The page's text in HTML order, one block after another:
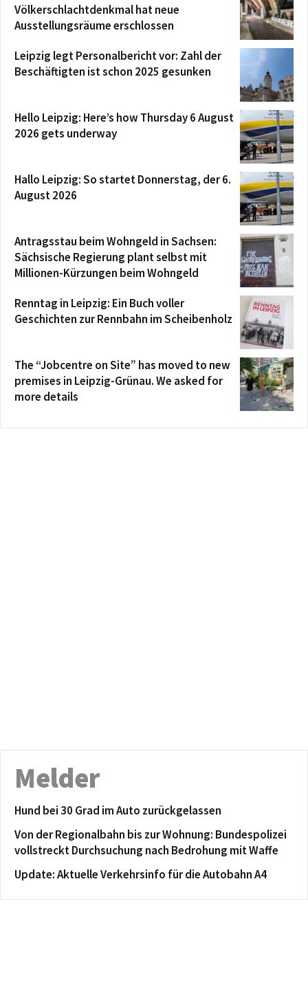
Völkerschlachtdenkmal hat neue
Ausstellungsräume erschlossen
Leipzig legt Personalbericht vor: Zahl der
Beschäftigten ist schon 2025 gesunken
Hello Leipzig: Here’s how Thursday 6 August
2026 gets underway
Hallo Leipzig: So startet Donnerstag, der 6.
August 2026
Antragsstau beim Wohngeld in Sachsen:
Sächsische Regierung plant selbst mit
Millionen-Kürzungen beim Wohngeld
Renntag in Leipzig: Ein Buch voller
Geschichten zur Rennbahn im Scheibenholz
The “Jobcentre on Site” has moved to new
premises in Leipzig-Grünau. We asked for
more details
Melder
Hund bei 30 Grad im Auto zurückgelassen
Von der Regionalbahn bis zur Wohnung: Bundespolizei
vollstreckt Durchsuchung nach Bedrohung mit Waffe
Update: Aktuelle Verkehrsinfo für die Autobahn A4